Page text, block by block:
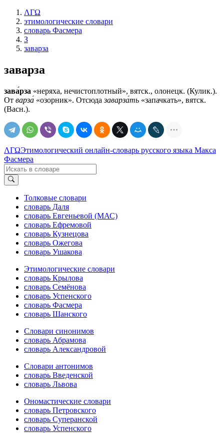
ΛΓΩ
этимологические словари
словарь Фасмера
З
заварза
заварза
зава́рза «неряха, нечистоплотный», вятск., олонецк. (Кулик.).
От варза́ «озорник». Отсюдазаварза́ть «запачкать», вятск.
(Васн.).
ΛΓΩЭтимологический онлайн-словарь русского языка Макса
Фасмера
Толковые словари
словарь Даля
словарь Евгеньевой (МАС)
словарь Ефремовой
словарь Кузнецова
словарь Ожегова
словарь Ушакова
Этимологические словари
словарь Крылова
словарь Семёнова
словарь Успенского
словарь Фасмера
словарь Шанского
Словари синонимов
словарь Абрамова
словарь Александровой
Словари антонимов
словарь Введенской
словарь Львова
Ономастические словари
словарь Петровского
словарь Суперанской
словарь Успенского